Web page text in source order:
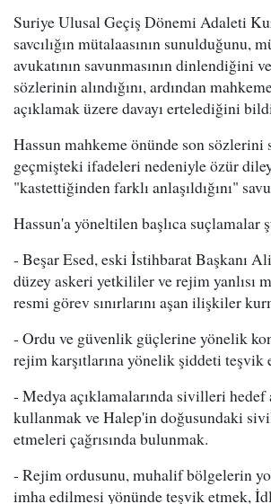
Suriye Ulusal Geçiş Dönemi Adaleti
savcılığın mütalaasının sunulduğunu,
avukatının savunmasının dinlendiğini
sözlerinin alındığını, ardından
açıklamak üzere davayı ertelediğini
Hassun mahkeme önünde son sözlerini
geçmişteki ifadeleri nedeniyle özür
"kastettiğinden farklı anlaşıldığını"
Hassun'a yöneltilen başlıca suçlamalar
- Beşar Esed, eski İstihbarat Başkanı
düzey askeri yetkililer ve rejim yanlısı
resmi görev sınırlarını aşan ilişkiler
- Ordu ve güvenlik güçlerine yönelik
rejim karşıtlarına yönelik şiddeti teşvik
- Medya açıklamalarında sivilleri
kullanmak ve Halep'in doğusundaki
etmeleri çağrısında bulunmak.
- Rejim ordusunu, muhalif bölgelerin
imha edilmesi yönünde teşvik etmek,